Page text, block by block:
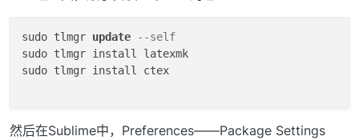
sudo tlmgr update
--self
sudo tlmgr install latexmk
sudo tlmgr install ctex
然后在Sublime中，Preferences——Package Settings